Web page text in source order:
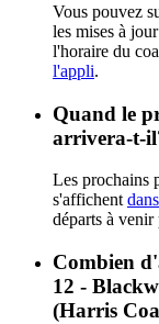
Vous pouvez
les mises à
l'horaire du
l'appli.
Quand le
arrivera-t-
Les prochains
s'affichent
départs à
Combien
12 -
(Harris